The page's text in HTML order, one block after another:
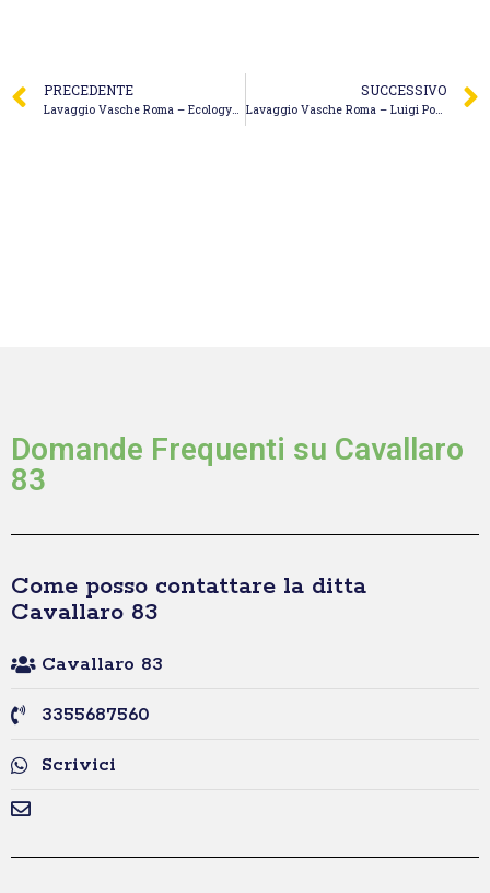
PRECEDENTE
Lavaggio Vasche Roma – Ecologycal Edil System S.r.l.
SUCCESSIVO
Lavaggio Vasche Roma – Luigi Portale S.r.l.
Domande Frequenti su Cavallaro
83
Come posso contattare la ditta
Cavallaro 83
Cavallaro 83
3355687560
Scrivici